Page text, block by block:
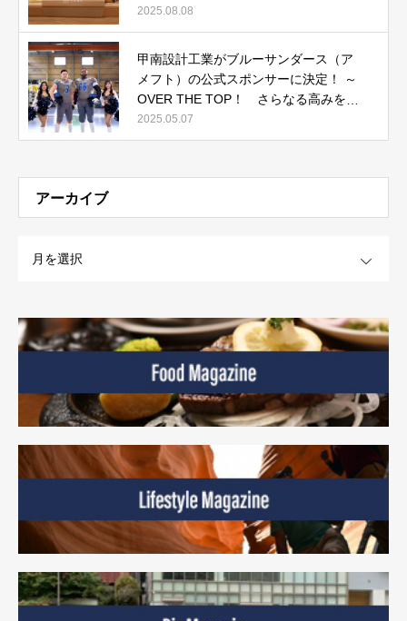
たりな人気メニューをご紹介』記事公
開中
2025.08.08
甲南設計工業がブルーサンダース（ア
メフト）の公式スポンサーに決定！ ～
OVER THE TOP！ さらなる高みを目
指して～
2025.05.07
アーカイブ